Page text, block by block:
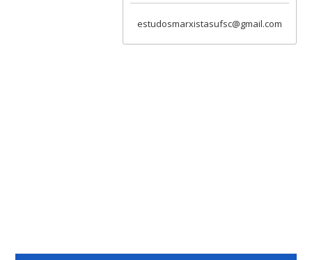
estudosmarxistasufsc@gmail.com